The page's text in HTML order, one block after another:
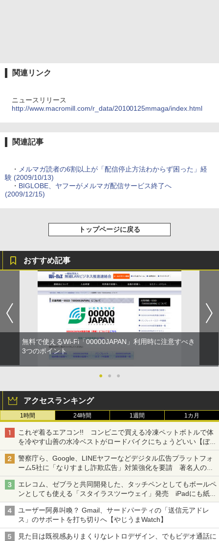
関連リンク
ニュースリリース
http://www.macromill.com/r_data/20100125mmaga/index.html
関連記事
・ メルマガ読者の6割以上が「配信停止方法わからず困った」経
験 (2009/10/13)
・ BIGLOBE、ヤフーがメルマガ配信サービス終了へ
(2009/12/15)
トップページに戻る
おすすめ記事
無料で使えるWi-Fi「00000JAPAN」利用時に注意すべき
3つのポイント
● ● ●
アクセスランキング
1時間 24時間 1週間 1カ月
これぞ着るエアコン!! コンビニで買える冷凍ペットボトルで体
を冷やす山善の水冷ベストがロードバイクにちょうどいい【ぼっ
ち・ざ・ろーど！その14】【空いた時間でなにしてる？】
警察庁ら、Google、LINEヤフーなどデジタル広告プラットフォ
ーム5社に「なりすまし詐欺広告」対策強化を要請 著名人の写
真や映像を使った投資詐欺などへの対策として
エレコム、ゼブラと共同開発した、タッチペンとしてもボールペ
ンとしても使える「スタイラスツーウェイ」発売 iPadにも紙に
も、持ち替えずに書き込める
ユーザー阿鼻叫喚？ Gmail、サードパーティの「送信元アドレ
ス」のサポートを打ち切りへ【やじうまWatch】
見た目は既視感ありまくりなレトロデザイン、でもビデオ通話に